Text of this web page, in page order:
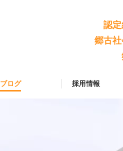
認
郷古
ブログ 採用情報